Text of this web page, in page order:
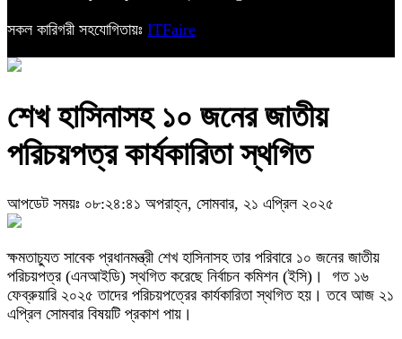
সকল কারিগরী সহযোগিতায়ঃ ITFaire
শেখ হাসিনাসহ ১০ জনের জাতীয়
পরিচয়পত্র কার্যকারিতা স্থগিত
আপডেট সময়ঃ ০৮:২৪:৪১ অপরাহ্ন, সোমবার, ২১ এপ্রিল ২০২৫
ক্ষমতাচ্যুত সাবেক প্রধানমন্ত্রী শেখ হাসিনাসহ তার পরিবারে ১০ জনের জাতীয়
পরিচয়পত্র (এনআইডি) স্থগিত করেছে নির্বাচন কমিশন (ইসি)। গত ১৬
ফেব্রুয়ারি ২০২৫ তাদের পরিচয়পত্রের কার্যকারিতা স্থগিত হয়। তবে আজ ২১
এপ্রিল সোমবার বিষয়টি প্রকাশ পায়।